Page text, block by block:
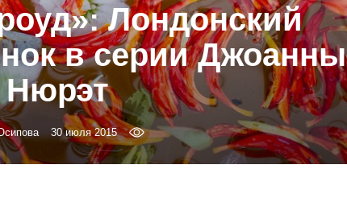
Лондонский
в серии Джоанны
Нюрэт
30 июля 2015